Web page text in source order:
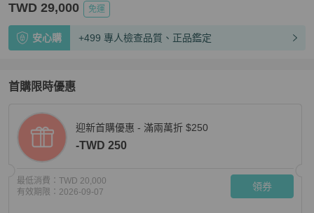
TWD 29,000 免運
安心購 +499 專人檢查品質、正品鑑定
首購限時優惠
迎新首購優惠 - 滿兩萬折 $250
-TWD 250
最低消費： TWD 20,000
有效期限： 2026-09-07 領券